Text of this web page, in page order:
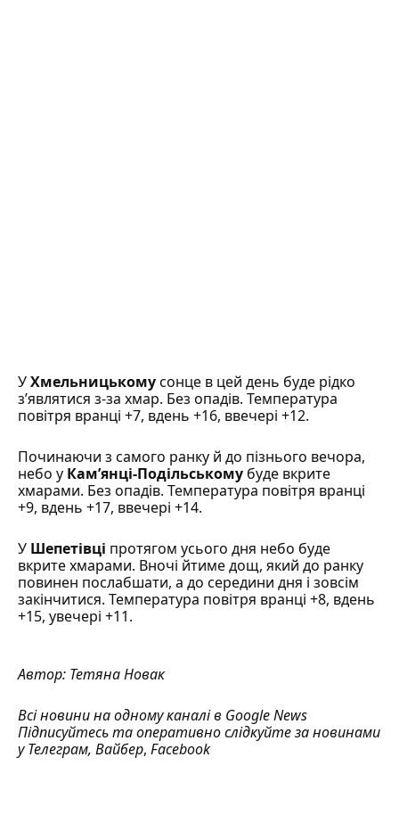
УХмельницькомусонце в цей день буде рідко
з’являтися з-за хмар. Без опадів. Температура
повітря вранці +7, вдень +16, ввечері +12.
Починаючи з самого ранку й до пізнього вечора,
небо у Кам’янці-Подільському буде вкрите
хмарами. Без опадів. Температура повітря вранці
+9, вдень +17, ввечері +14.
У Шепетівці протягом усього дня небо буде
вкрите хмарами. Вночі йтиме дощ, який до ранку
повинен послабшати, а до середини дня і зовсім
закінчитися. Температура повітря вранці +8, вдень
+15, увечері +11.
Автор: Тетяна Новак
Всі новини на одному каналі в Google News
Підписуйтесь та оперативно слідкуйте за новинами
уТелеграм, Вайбер, Facebook